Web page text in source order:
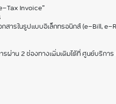
Tax Invoice”
กสารในรูปแบบอิเล็กทรอนิกส์ (e-Bill,
ผ่าน 2 ช่องทางเพิ่มเติมได้ที่ ศูนย์บริก